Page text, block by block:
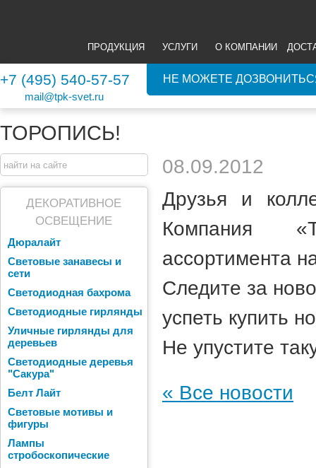
ПРОДУКЦИЯ УСЛУГИ О КОМПАНИИ
+7 (495) 540-57-57
mail@tpk-svet.ru
НЕ МОЖЕТЕ
ТОРОПИСЬ!
ДЕКОРАТИВНОЕ
ОСВЕЩЕНИЕ
Дюралайт
Световые занавесы и
сети
Светодиодная бахрома
Светодиодные гирлянды
Уличные гирлянды для
деревьев
Светодиодные деревья
"Сакура"
Белт Лайт
Световые мотивы и
фигуры
Лампы
стробоскопические
08.09.2012
Друзья и
Компания
ассортимента
Следите за
успеть купить
Не упустите
« Все новости